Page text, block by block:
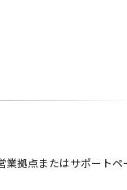
業拠点またはサポートペ